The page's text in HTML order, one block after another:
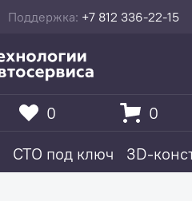
Поддержка: +7 812 336-22-15
СТО под ключ 3D-
0 0